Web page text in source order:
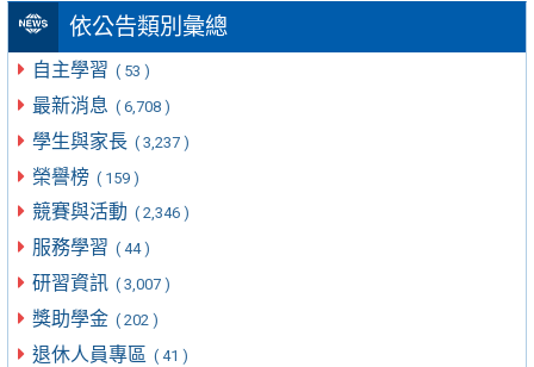
依公告類別彙總
自主學習 ( 53 )
最新消息 ( 6,708 )
學生與家長 ( 3,237 )
榮譽榜 ( 159 )
競賽與活動 ( 2,346 )
服務學習 ( 44 )
研習資訊 ( 3,007 )
獎助學金 ( 202 )
退休人員專區 ( 41 )